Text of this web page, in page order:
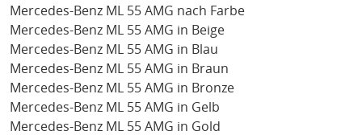
Mercedes-Benz ML 55 AMG nach Farbe
Mercedes-Benz ML 55 AMG in Beige
Mercedes-Benz ML 55 AMG in Blau
Mercedes-Benz ML 55 AMG in Braun
Mercedes-Benz ML 55 AMG in Bronze
Mercedes-Benz ML 55 AMG in Gelb
Mercedes-Benz ML 55 AMG in Gold